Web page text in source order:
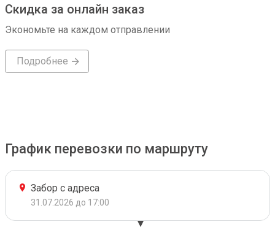
Скидка за онлайн заказ
Экономьте на каждом отправлении
Подробнее
График перевозки по маршруту
Забор с адреса
31.07.2026 до 17:00